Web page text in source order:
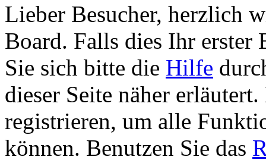
Lieber Besucher, herzlich
Board. Falls dies Ihr erster
Sie sich bitte die Hilfe
dieser Seite näher
registrieren, um alle
können. Benutzen Sie das